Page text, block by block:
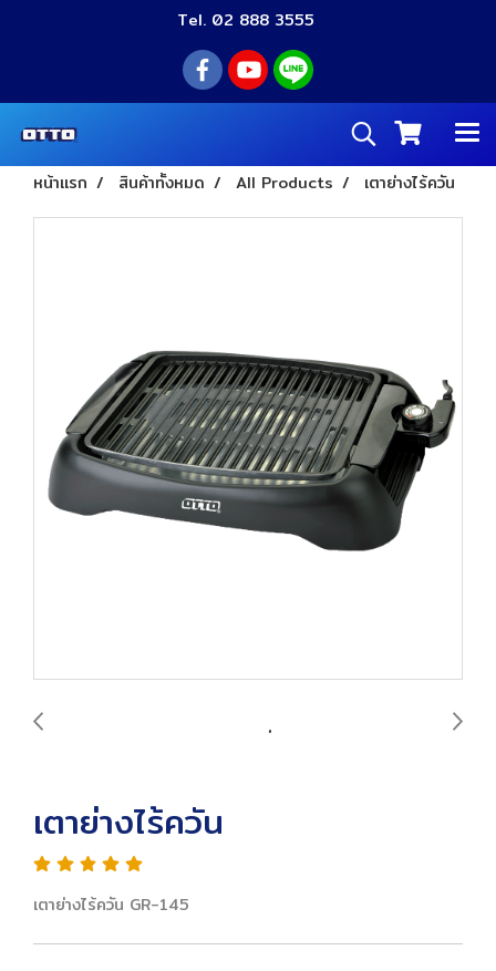
Tel. 02 888 3555
หน้าแรก สินค้าทั้งหมด All Products เตาย่างไร้ควัน
เตาย่างไร้ควัน
เตาย่างไร้ควัน GR-145